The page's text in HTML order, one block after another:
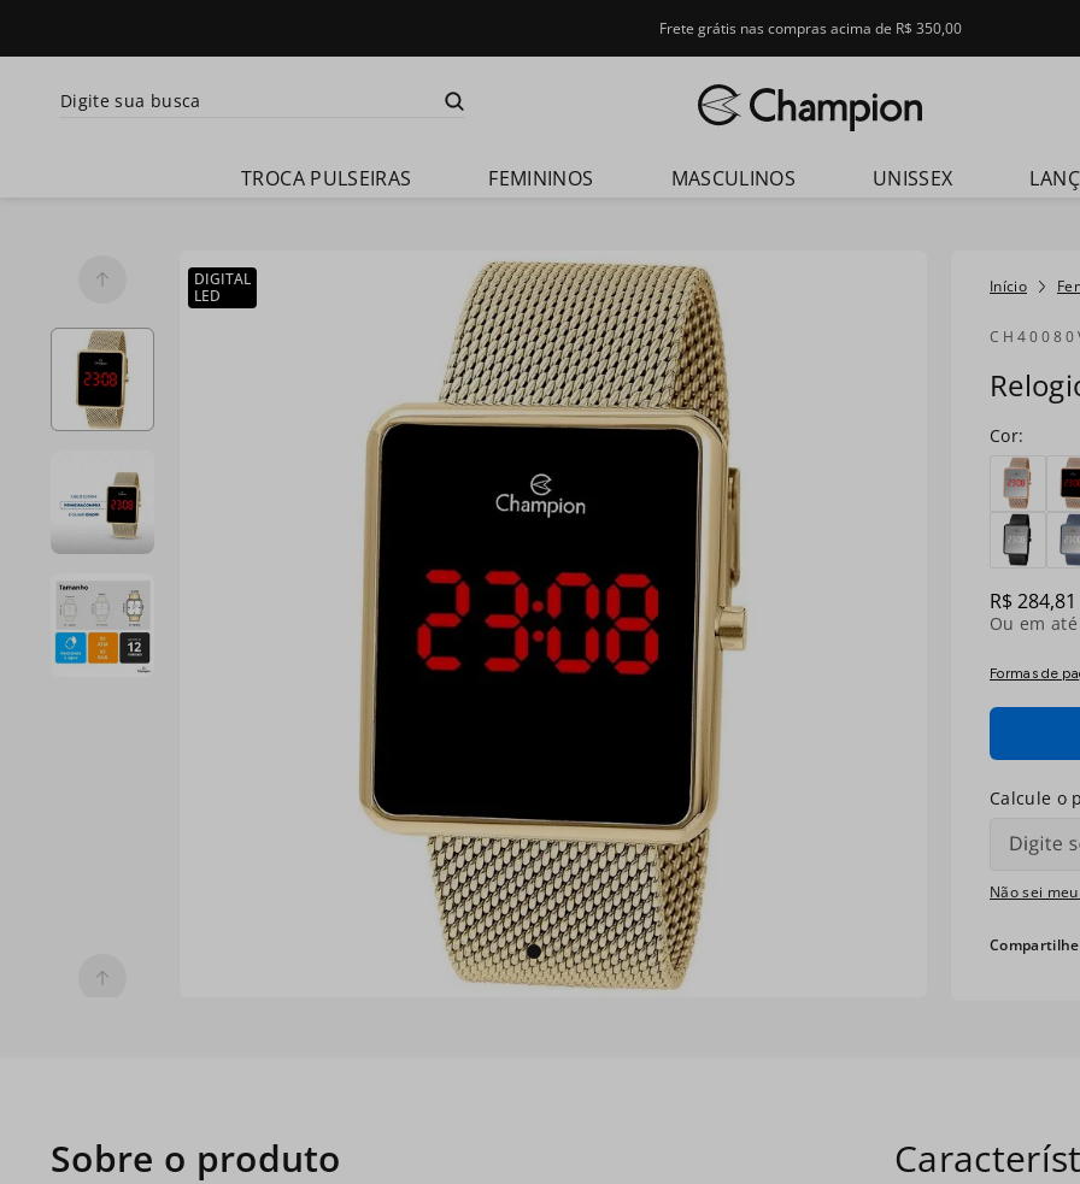
Frete grátis nas compras acima de R$ 350,00
Digite sua busca
TROCA PULSEIRAS FEMININOS MASCULINOS UNISSEX
DIGITAL
LED
R$284,81
Ou em
Formas de
Não sei meu
1
champion
feminino
relogio
masculino
troca-
pulseira
smartwatch
digital
masculino
prata